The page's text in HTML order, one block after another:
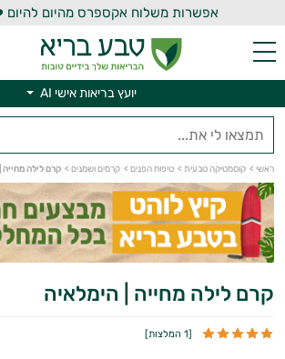
אפשרות משלוח אקספרס מהיום
יועץ בריאות אישי AI
ראשי > קוסמטיקה טבעית > טיפוח הפנים > קרמים ושמנים > קרם לילה מחייה
קרם לילה מחייה | הימלאיה
[1 המלצות ]
יועץ בריאות אישי AI